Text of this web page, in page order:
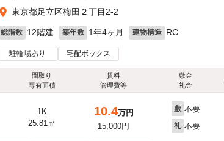
東京都足立区梅田２丁目2-2
総階数 12階建 築年数 1年4ヶ月 建物構造 RC
駐輪場あり 宅配ボックス
間取り
専有面積
賃料
管理費等
敷金
礼金
1K
25.81㎡
10.4万円
15,000円
敷 不要
礼 不要